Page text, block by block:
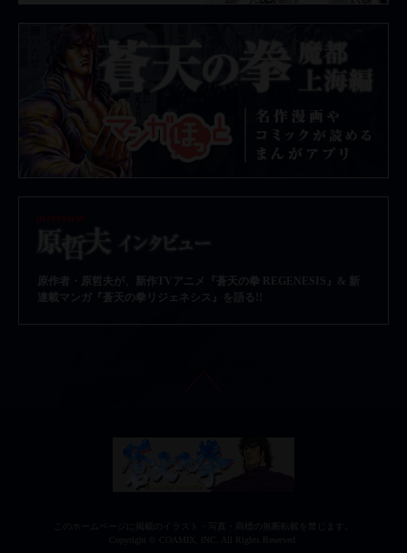
原作者・原哲夫が、新作TVアニメ『蒼天の拳 REGENESIS』& 新
連載マンガ『蒼天の拳リジェネシス』を語る!!
Copyright © COAMIX, INC. All Rights Reserved.